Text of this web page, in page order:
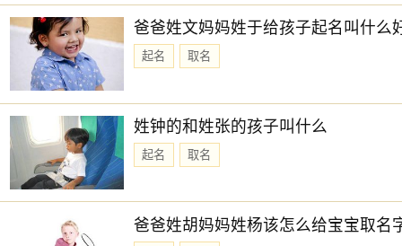
爸爸姓文妈妈姓于给孩子起名叫什么
起名 取名
姓钟的和姓张的孩子叫什么
起名 取名
爸爸姓胡妈妈姓杨该怎么给宝宝取名